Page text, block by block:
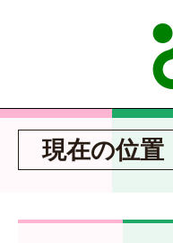
現在の位置